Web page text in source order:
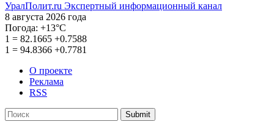
УралПолит.ru Экспертный информационный канал
8 августа 2026 года
Погода: +13°С
1 = 82.1665 +0.7588
1 = 94.8366 +0.7781
О проекте
Реклама
RSS
Submit